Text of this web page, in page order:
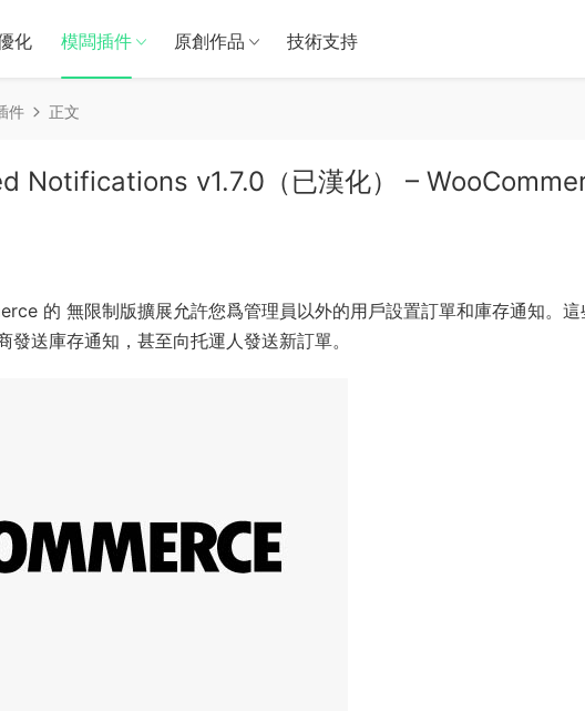
化 模闆插件 原創作品 技術支持
件 正文
Notifications v1.7.0（已漢化） –
的 無限制版擴展允許您爲管理員以外的用戶設置訂單和庫存通知。這
送庫存通知，甚至向托運人發送新訂單。